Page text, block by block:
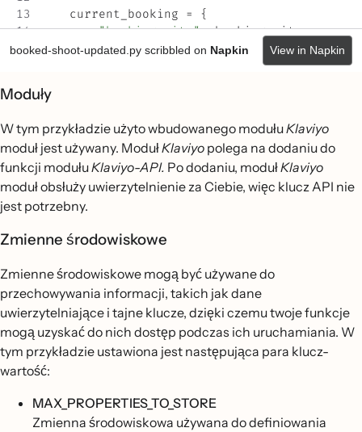
Moduły
W tym przykładzie użyto wbudowanego modułuKlaviyo
moduł jest używany. ModułKlaviyo polega na dodaniu do
funkcji modułuKlaviyo-API. Po dodaniu, modułKlaviyo
moduł obsłuży uwierzytelnienie za Ciebie, więc klucz API nie
jest potrzebny.
Zmienne środowiskowe
Zmienne środowiskowe mogą być używane do
przechowywania informacji, takich jak dane
uwierzytelniające i tajne klucze, dzięki czemu twoje funkcje
mogą uzyskać do nich dostęp podczas ich uruchamiania. W
tym przykładzie ustawiona jest następująca para klucz-
wartość:
MAX_PROPERTIES_TO_STORE
Zmienna środowiskowa używana do definiowania